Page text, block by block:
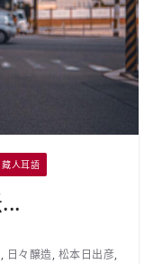
藏人耳語
, 日々醸造, 松本日出彦,